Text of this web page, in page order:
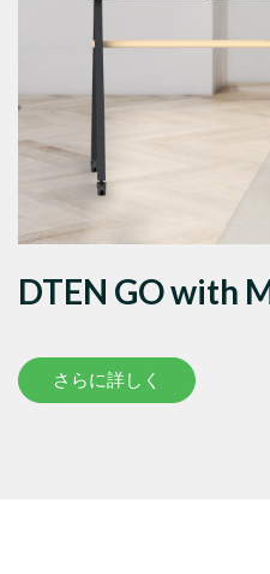
DTEN GO with
さらに詳しく